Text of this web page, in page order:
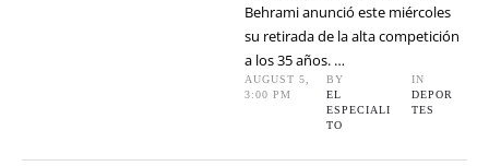
Behrami anunció este miércoles
su retirada de la alta competición
a los 35 años. …
AUGUST 5,
3:00 PM
BY
EL
ESPECIALI
TO
IN
DEPOR
TES